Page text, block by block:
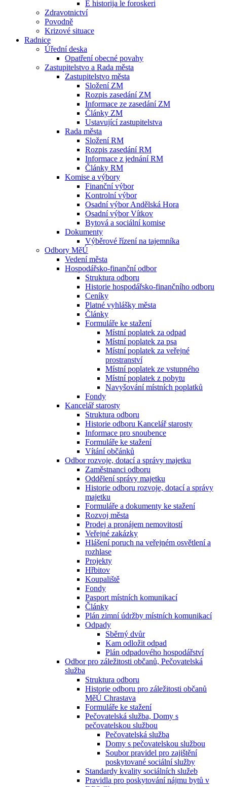
E historija le foroskeri
Zdravotnictví
Povodně
Krizové situace
Radnice
Úřední deska
Opatření obecné povahy
Zastupitelstvo a Rada města
Zastupitelstvo města
Složení ZM
Rozpis zasedání ZM
Informace ze zasedání ZM
Články ZM
Ustavující zastupitelstva
Rada města
Složení RM
Rozpis zasedání RM
Informace z jednání RM
Články RM
Komise a výbory
Finanční výbor
Kontrolní výbor
Osadní výbor Andělská Hora
Osadní výbor Vítkov
Bytová a sociální komise
Dokumenty
Výběrové řízení na tajemníka
Odbory MěÚ
Vedení města
Hospodářsko-finanční odbor
Struktura odboru
Historie hospodářsko-finančního odboru
Ceníky
Platné vyhlášky města
Články
Formuláře ke stažení
Místní poplatek za odpad
Místní poplatek za psa
Místní poplatek za veřejné
prostranství
Místní poplatek ze vstupného
Místní poplatek z pobytu
Navyšování místních poplatků
Fondy
Kancelář starosty
Struktura odboru
Historie odboru Kancelář starosty
Informace pro snoubence
Formuláře ke stažení
Vítání občánků
Odbor rozvoje, dotací a správy majetku
Zaměstnanci odboru
Oddělení správy majetku
Historie odboru rozvoje, dotací a správy
majetku
Formuláře a dokumenty ke stažení
Rozvoj města
Prodej a pronájem nemovitostí
Veřejné zakázky
Hlášení poruch na veřejném osvětlení a
rozhlase
Projekty
Hřbitov
Koupaliště
Fondy
Pasport místních komunikací
Články
Plán zimní údržby místních komunikací
Odpady
Sběrný dvůr
Kam odložit odpad
Plán odpadového hospodářství
Odbor pro záležitosti občanů, Pečovatelská
služba
Struktura odboru
Historie odboru pro záležitosti občanů
MěÚ Chrastava
Formuláře ke stažení
Pečovatelská služba, Domy s
pečovatelskou službou
Pečovatelská služba
Domy s pečovatelskou službou
Soubor pravidel pro zajištění
poskytované sociální služby
Standardy kvality sociálních služeb
Pravidla pro poskytování nájmu bytů v